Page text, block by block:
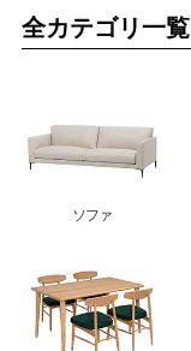
全カテゴリ一覧
ソファ